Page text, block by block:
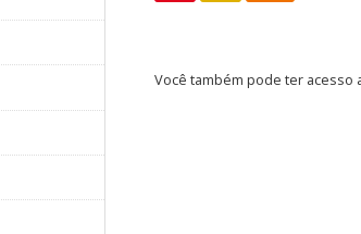
Você também pode ter acesso